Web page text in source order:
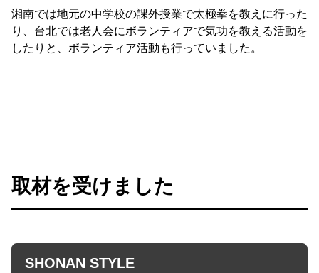
湘南では地元の中学校の課外授業で太極拳を教えに行った
り、台北では老人会にボランティアで気功を教える活動を
したりと、ボランティア活動も行っていました。
取材を受けました
SHONAN STYLE